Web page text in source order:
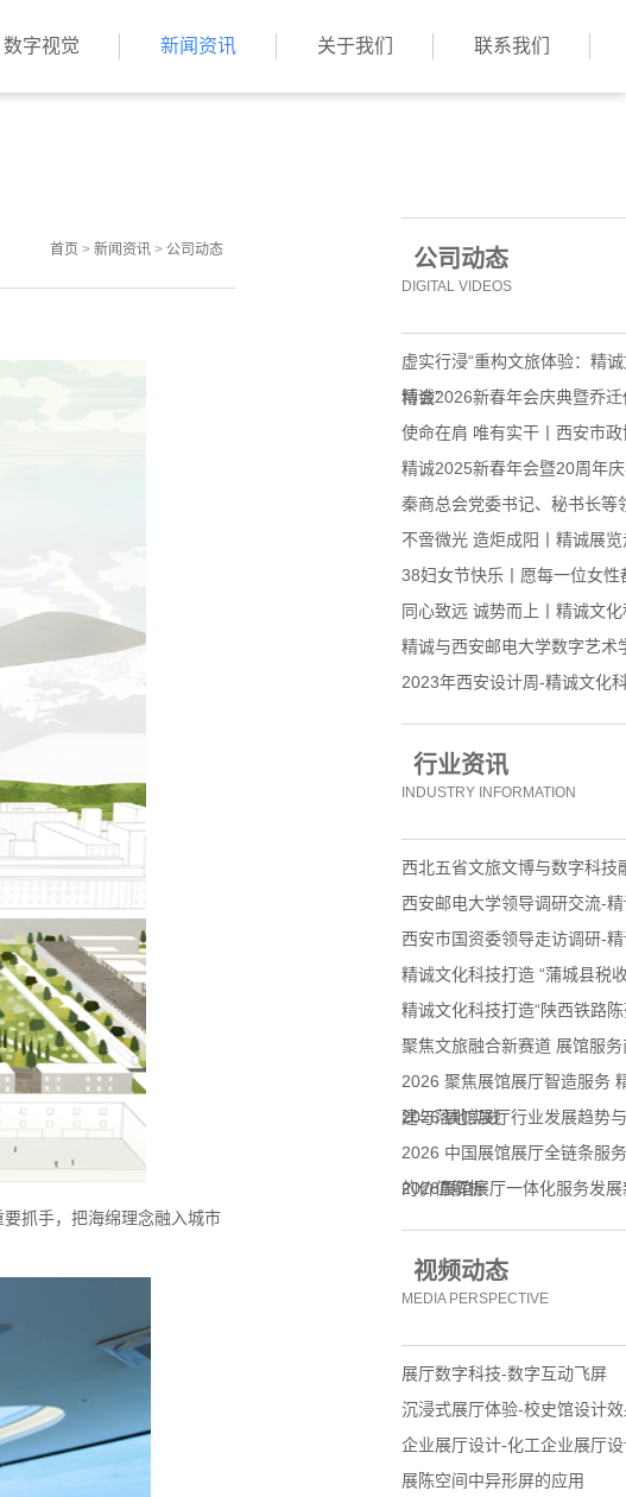
数字视觉 新闻资讯 关于我们 联系我们
首页 > 新闻资讯 > 公司动态
抓手，把海绵理念融入城市
公司动态
DIGITAL VIDEOS
虚实行浸“重构文旅体验：精
博会”
精诚2026新春年会庆典暨乔
使命在肩 唯有实干丨西安市
精诚2025新春年会暨20周年
秦商总会党委书记、秘书长等
不啻微光 造炬成阳丨精诚展
38妇女节快乐丨愿每一位女性
同心致远 诚势而上丨精诚文
精诚与西安邮电大学数字艺术
2023年西安设计周-精诚文化
行业资讯
INDUSTRY INFORMATION
西北五省文旅文博与数字科技
西安邮电大学领导调研交流-
西安市国资委领导走访调研-
精诚文化科技打造 “蒲城县税
精诚文化科技打造“陕西铁路
聚焦文旅融合新赛道 展馆服
2026 聚焦展馆展厅智造服务
建与落地实践
2026 展馆展厅行业发展趋势
2026 中国展馆展厅全链条服
的价值解析
2026展馆展厅一体化服务发
视频动态
MEDIA PERSPECTIVE
展厅数字科技-数字互动飞屏
沉浸式展厅体验-校史馆设计
企业展厅设计-化工企业展厅
展陈空间中异形屏的应用